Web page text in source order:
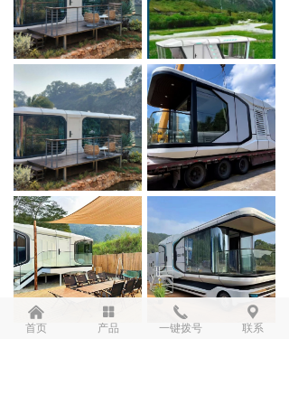
낀
首页
넒
产品
끅
一键拨号
끇
联系